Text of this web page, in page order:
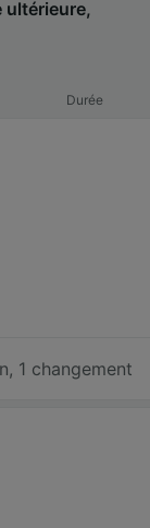
ultérieure,
Durée
, 1 changement